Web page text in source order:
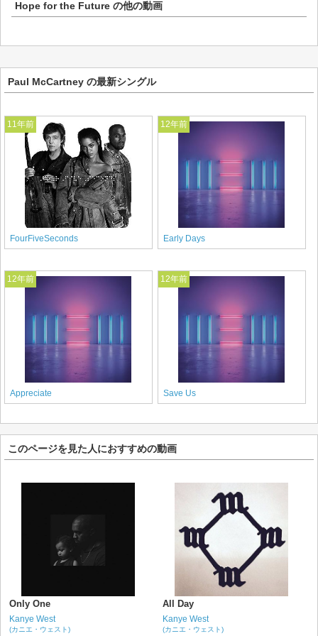
Hope for the Future の他の動画
Paul McCartney の最新シングル
11年前
FourFiveSeconds
12年前
Early Days
12年前
Appreciate
12年前
Save Us
このページを見た人におすすめの動画
Only One
Kanye West
(カニエ・ウェスト)
All Day
Kanye West
(カニエ・ウェスト)